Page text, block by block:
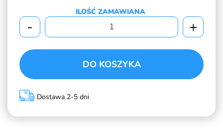
ILOŚĆ ZAMAWIANA
- +
DO KOSZYKA
Dostawa 2-5 dni